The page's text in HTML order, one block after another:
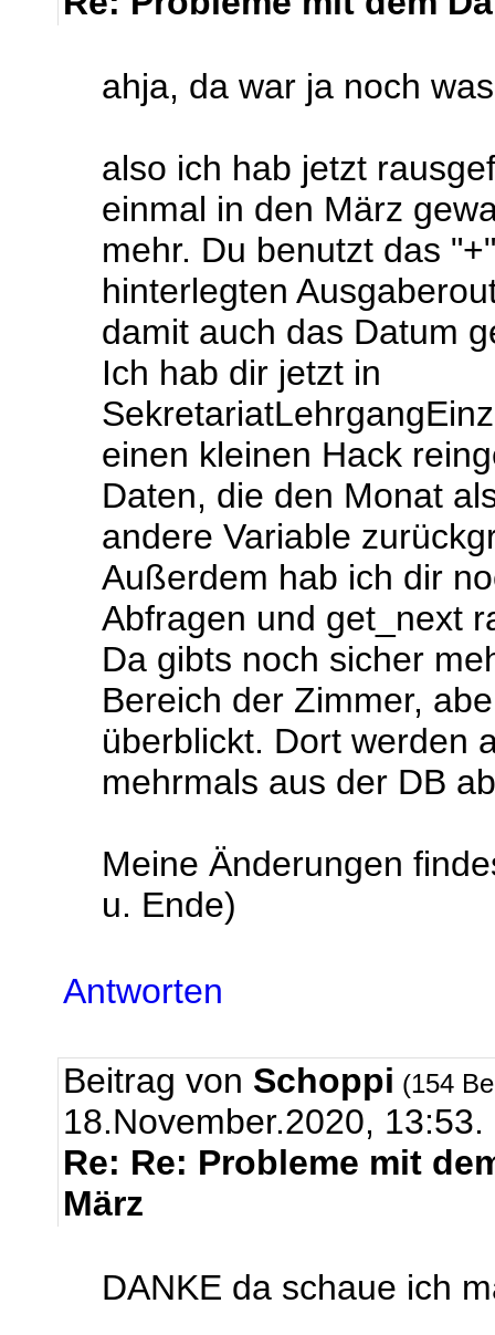
ahja, da war ja noch
also ich hab jetzt
einmal in den März
mehr. Du benutzt das
hinterlegten
damit auch das Datum
Ich hab dir jetzt in
einen kleinen Hack
Daten, die den Monat
andere Variable
Außerdem hab ich dir
Abfragen und get_next
Da gibts noch sicher
Bereich der Zimmer,
überblickt. Dort werden
mehrmals aus der DB
Meine Änderungen
u. Ende)
Antworten
Beitrag von Schoppi (154
18.November.2020, 13:53.
Re: Re: Probleme mit
März
DANKE da schaue ich